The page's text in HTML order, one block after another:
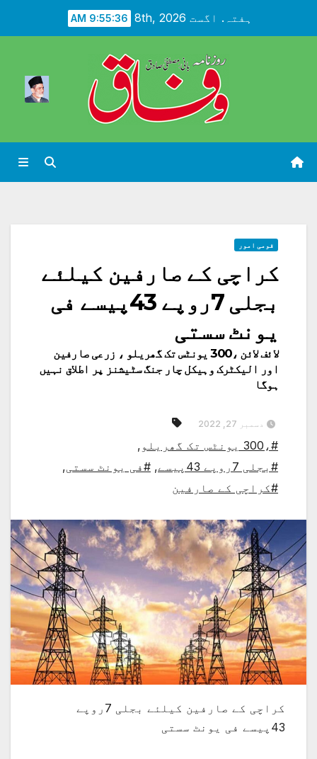
ہفتہ. اگست 8th, 2026 9:55:37 AM
قومی امور
کراچی کے صارفین کیلئے
بجلی 7روپے 43پیسے فی
یونٹ سستی
لائف لائن ،300 یونٹس تک گھریلو ، زرعی صارفین
اور الیکٹرک وہیکل چار جنگ سٹیشنز پر اطلاق نہیں
ہوگا
دسمبر 27, 2022
#،300 یونٹس تک گھریلو
,
#بجلی 7روپے 43پیسے
, #فی یونٹ سستی,
#کراچی کے صارفین
کراچی کے صارفین کیلئے بجلی 7روپے
43پیسے فی یونٹ سستی